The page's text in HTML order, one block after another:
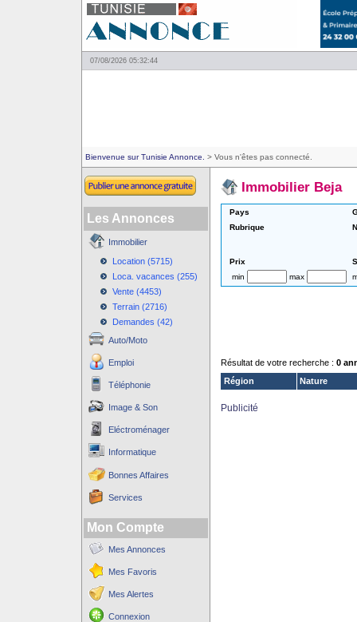
07/08/2026 05:32:44
Bienvenue sur Tunisie Annonce. > Vous n'êtes pas connecté.
Les Annonces
Immobilier
Location (5715)
Loca. vacances (255)
Vente (4453)
Terrain (2716)
Demandes (42)
Auto/Moto
Emploi
Téléphonie
Image & Son
Eléctroménager
Informatique
Bonnes Affaires
Services
Mon Compte
Mes Annonces
Mes Favoris
Mes Alertes
Connexion
Immobilier Beja
Pays
Rubrique
Prix
min
max
Résultat de votre recherche : 0
Région
Nature
Publicité